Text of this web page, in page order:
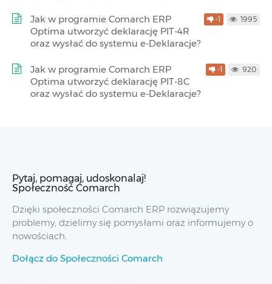
Jak w programie Comarch ERP
Optima utworzyć deklarację PIT-4R
oraz wysłać do systemu e-Deklaracje?
-1 1995
Jak w programie Comarch ERP
Optima utworzyć deklarację PIT-8C
oraz wysłać do systemu e-Deklaracje?
-1 920
Pytaj, pomagaj, udoskonalaj!
Społeczność Comarch
Dzięki społeczności Comarch ERP rozwiązujemy
problemy, dzielimy się pomysłami oraz informujemy o
nowościach.
Dołącz do Społeczności Comarch